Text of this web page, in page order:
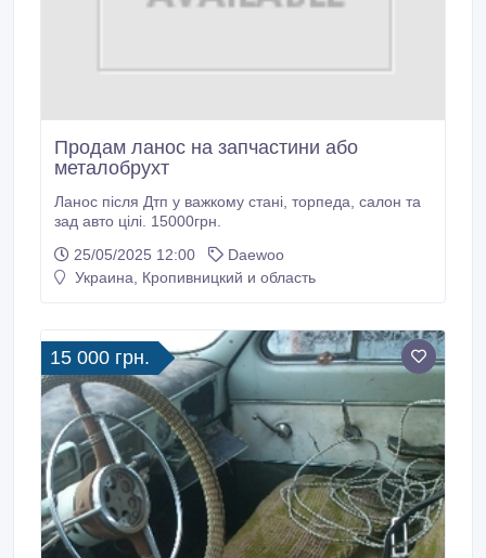
Продам ланос на запчастини або
металобрухт
Ланос після Дтп у важкому стані, торпеда, салон та
зад авто цілі. 15000грн.
25/05/2025 12:00
Daewoo
Украина, Кропивницкий и область
15 000 грн.